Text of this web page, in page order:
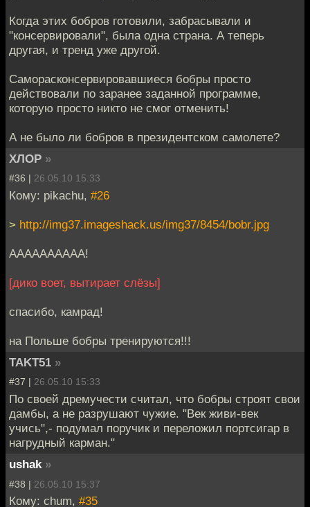
Когда этих бобров готовили, забрасывали и
"консервировали", была одна страна. А теперь
другая, и тренд уже другой.
Саморасконсервировавшиеся бобры просто
действовали по заранее заданной программе,
которую просто никто не смог отменить!
А не было ли бобров в президентском самолете?
ХЛОР »
#36 | 26.05.10 15:33
Кому: pikachu, #26
> http://img37.imageshack.us/img37/8454/bobr.jpg
АААААААААА!
[дико воет, вытирает слёзы]
спасибо, камрад!
на Польше бобры тренируются!!!
TAKT51 »
#37 | 26.05.10 15:33
По своей дремучести считал, что бобры строят свои
дамбы, а не разрушают чужие. "Век живи-век
учись",- подумал поручик и переложил портсигар в
нагрудный карман."
ushak »
#38 | 26.05.10 15:37
Кому: chum, #35